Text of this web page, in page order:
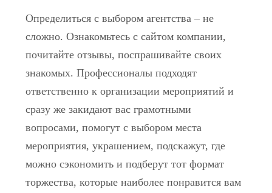
Определиться с выбором агентства – не
сложно. Ознакомьтесь с сайтом компании,
почитайте отзывы, поспрашивайте своих
знакомых. Профессионалы подходят
ответственно к организации мероприятий и
сразу же закидают вас грамотными
вопросами, помогут с выбором места
мероприятия, украшением, подскажут, где
можно сэкономить и подберут тот формат
торжества, которые наиболее понравится вам